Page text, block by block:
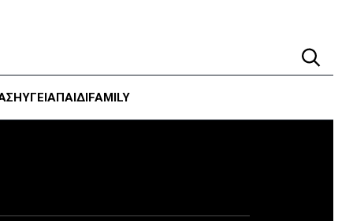
ΥΓΕΊΑΠΑΙΔΙFAMILY